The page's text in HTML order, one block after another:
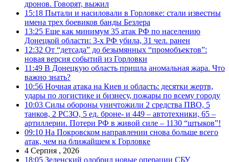
дронов. Говорят, выжил
15:18 Пытали и насиловали в Горловке: стали известны
имена трех боевиков банды Безлера
13:25 Еще как минимум 35 атак РФ по населению
Донецкой области: 3-х РФ убила, 31 чел. ранен
12:32 От “детсада” до безымянных “промобъектов”:
новая версия событий из Горловки
11:49 В Донецкую область пришла аномальная жара. Что
важно знать?
10:56 Ночная атака на Киев и область: десятки жертв,
удары по логистике и бизнесу, пожары по всему городу
10:03 Силы обороны уничтожили 2 средства ПВО, 5
танков, 2 РСЗО, 5 ед. броне- и 449 – автотехники, 65 –
артиллерии. Потери РФ в живой силе – 1130 “штыков”!
09:10 На Покровском направлении снова больше всего
атак, чем на ближайшем к Горловке
4 Серпня , 2026
18:05 Зеленский одобрил новые операции СБУ